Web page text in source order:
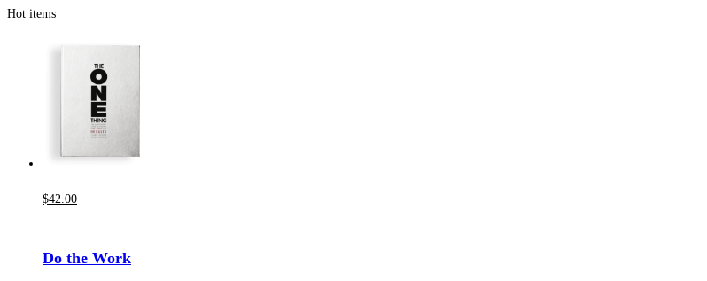
Hot items
$42.00
Do the Work